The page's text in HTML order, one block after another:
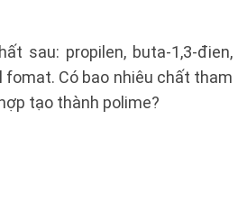
sau: propilen, buta-1,3-đien,
fomat. Có bao nhiêu chất tham
tạo thành polime?